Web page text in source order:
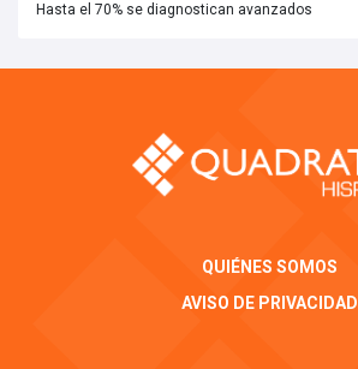
Hasta el 70% se diagnostican avanzados
QUIÉNES SOMOS
AVISO DE PRIVACIDAD